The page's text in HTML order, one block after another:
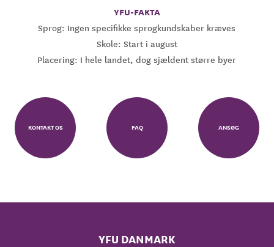
YFU-FAKTA
Sprog: Ingen specifikke sprogkundskaber kræves
Skole: Start i august
Placering: I hele landet, dog sjældent større byer
KONTAKT OS FAQ ANSØG
YFU DANMARK